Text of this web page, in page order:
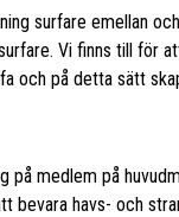
surfare emellan
Vi finns till för
och på detta sätt
på medlem på
bevara havs- och